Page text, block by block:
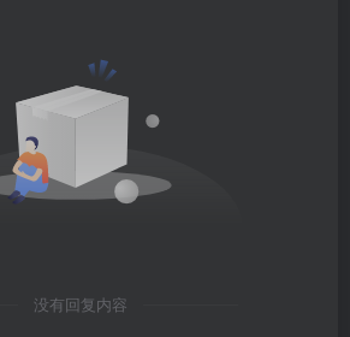
没有回复内容